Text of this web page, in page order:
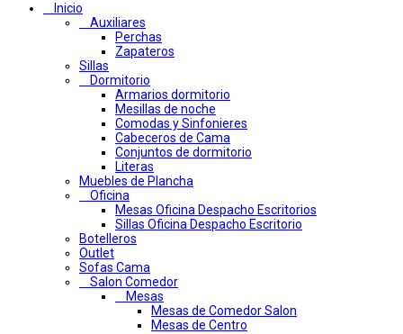
Inicio
Auxiliares
Perchas
Zapateros
Sillas
Dormitorio
Armarios dormitorio
Mesillas de noche
Comodas y Sinfonieres
Cabeceros de Cama
Conjuntos de dormitorio
Literas
Muebles de Plancha
Oficina
Mesas Oficina Despacho Escritorios
Sillas Oficina Despacho Escritorio
Botelleros
Outlet
Sofas Cama
Salon Comedor
Mesas
Mesas de Comedor Salon
Mesas de Centro